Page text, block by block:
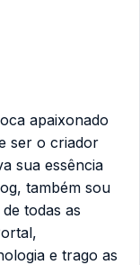
apaixonado
ser o criador
sua essência
também sou
todas as
e trago as